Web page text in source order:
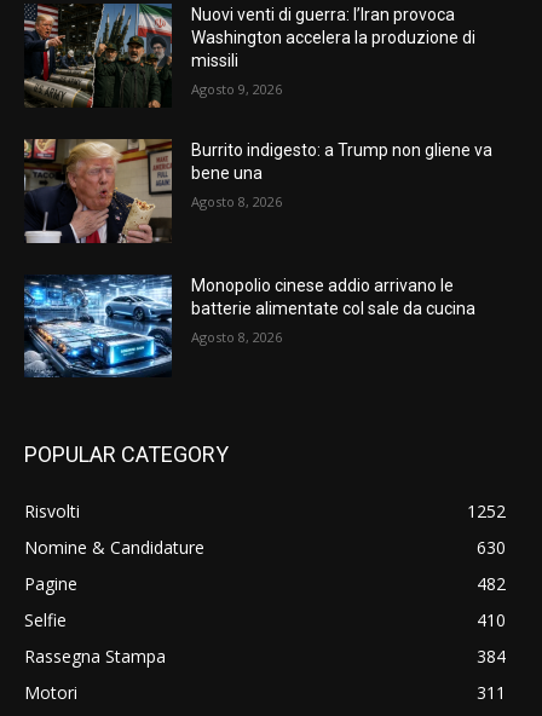
Nuovi venti di guerra: l’Iran provoca
Washington accelera la produzione di
missili
Agosto 9, 2026
Burrito indigesto: a Trump non gliene va
bene una
Agosto 8, 2026
Monopolio cinese addio arrivano le
batterie alimentate col sale da cucina
Agosto 8, 2026
POPULAR CATEGORY
Risvolti
1252
Nomine & Candidature
630
Pagine
482
Selfie
410
Rassegna Stampa
384
Motori
311